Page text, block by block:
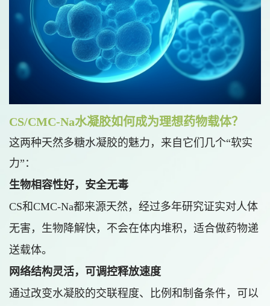
CS/CMC-Na水凝胶如何成为理想药物载体？
这两种天然多糖水凝胶的魅力，来自它们几个“软实
力”：
生物相容性好，安全无毒
CS和CMC-Na都来源天然，经过多年研究证实对人体
无害，生物降解快，不会在体内堆积，适合做药物递
送载体。
网络结构灵活，可调控释放速度
通过改变水凝胶的交联程度、比例和制备条件，可以